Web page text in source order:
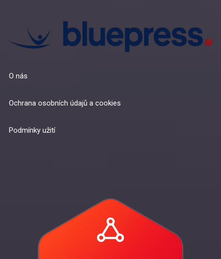
O nás
Ochrana osobních údajů a cookies
Podmínky užití